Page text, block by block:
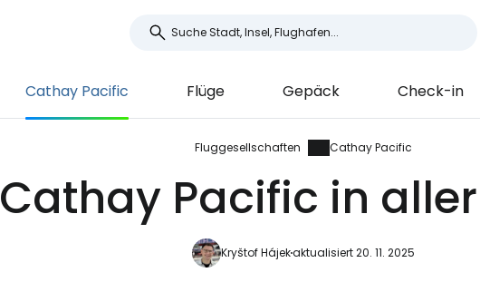
Cathay Pacific Flüge Gepäck Check-in
Fluggesellschaften Cathay Pacific
Cathay Pacific in
Kryštof Hájekaktualisiert 20. 11. 2025